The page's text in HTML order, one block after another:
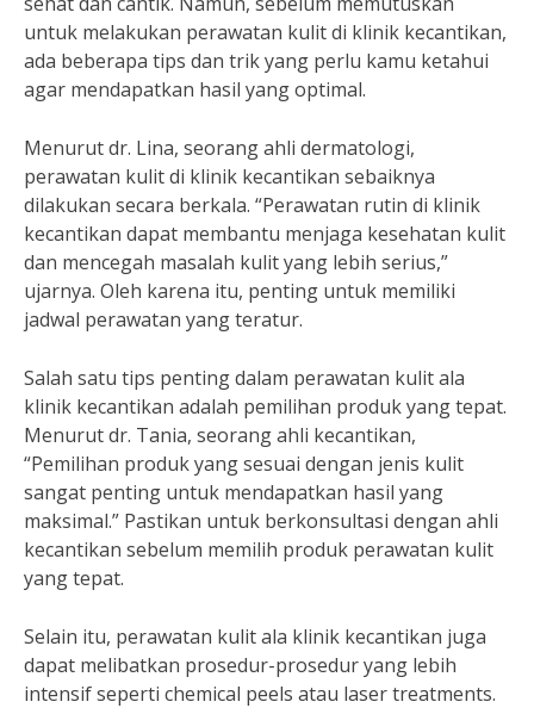
untuk melakukan perawatan kulit di klinik kecantikan,
ada beberapa tips dan trik yang perlu kamu ketahui
agar mendapatkan hasil yang optimal.
Menurut dr. Lina, seorang ahli dermatologi,
perawatan kulit di klinik kecantikan sebaiknya
dilakukan secara berkala. “Perawatan rutin di klinik
kecantikan dapat membantu menjaga kesehatan kulit
dan mencegah masalah kulit yang lebih serius,”
ujarnya. Oleh karena itu, penting untuk memiliki
jadwal perawatan yang teratur.
Salah satu tips penting dalam perawatan kulit ala
klinik kecantikan adalah pemilihan produk yang tepat.
Menurut dr. Tania, seorang ahli kecantikan,
“Pemilihan produk yang sesuai dengan jenis kulit
sangat penting untuk mendapatkan hasil yang
maksimal.” Pastikan untuk berkonsultasi dengan ahli
kecantikan sebelum memilih produk perawatan kulit
yang tepat.
Selain itu, perawatan kulit ala klinik kecantikan juga
dapat melibatkan prosedur-prosedur yang lebih
intensif seperti chemical peels atau laser treatments.